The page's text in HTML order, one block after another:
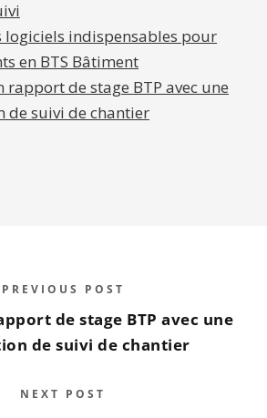
PREVIOUS POST
de stage BTP avec une
de chantier ?